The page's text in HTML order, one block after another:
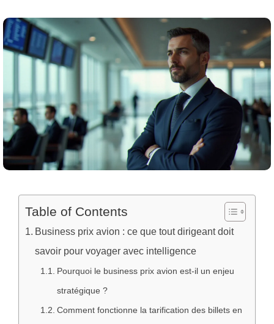
Table of Contents
Business prix avion : ce que tout dirigeant doit
savoir pour voyager avec intelligence
Pourquoi le business prix avion est-il un enjeu
stratégique ?
Comment fonctionne la tarification des billets en